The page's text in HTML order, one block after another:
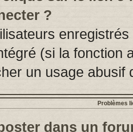
?
(si la fonction
un usage abusif
Problèmes
dans un